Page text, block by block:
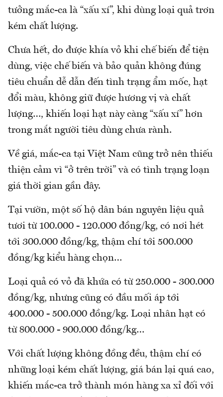
tưởng mắc-ca là “xấu xí”, khi dùng loại quả trơn
kém chất lượng.
Chưa hết, do được khía vỏ khi chế biến để tiện
dùng, việc chế biến và bảo quản không đúng
tiêu chuẩn dễ dẫn đến tình trạng ẩm mốc, hạt
đổi màu, không giữ được hương vị và chất
lượng…, khiến loại hạt này càng “xấu xí” hơn
trong mắt người tiêu dùng chưa rành.
Về giá, mắc-ca tại Việt Nam cũng trở nên thiếu
thiện cảm vì “ở trên trời” và có tình trạng loạn
giá thời gian gần đây.
Tại vườn, một số hộ dân bán nguyên liệu quả
tươi từ 100.000 - 120.000 đồng/kg, có nơi hét
tới 300.000 đồng/kg, thậm chí tới 500.000
đồng/kg kiểu hàng chọn…
Loại quả có vỏ đã khứa có từ 250.000 - 300.000
đồng/kg, nhưng cũng có đầu mối áp tới
400.000 - 500.000 đồng/kg. Loại nhân hạt có
từ 800.000 - 900.000 đồng/kg…
Với chất lượng không đồng đều, thậm chí có
những loại kém chất lượng, giá bán lại quá cao,
khiến mắc-ca trở thành món hàng xa xỉ đối với